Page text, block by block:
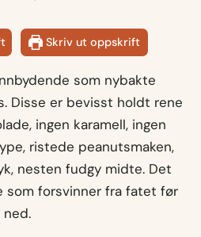
Skriv ut oppskrift
som nybakte
Disse er bevisst holdt rene
ingen karamell, ingen
ristede peanutsmaken,
nesten fudgy midte. Det
som forsvinner fra fatet før
ned.